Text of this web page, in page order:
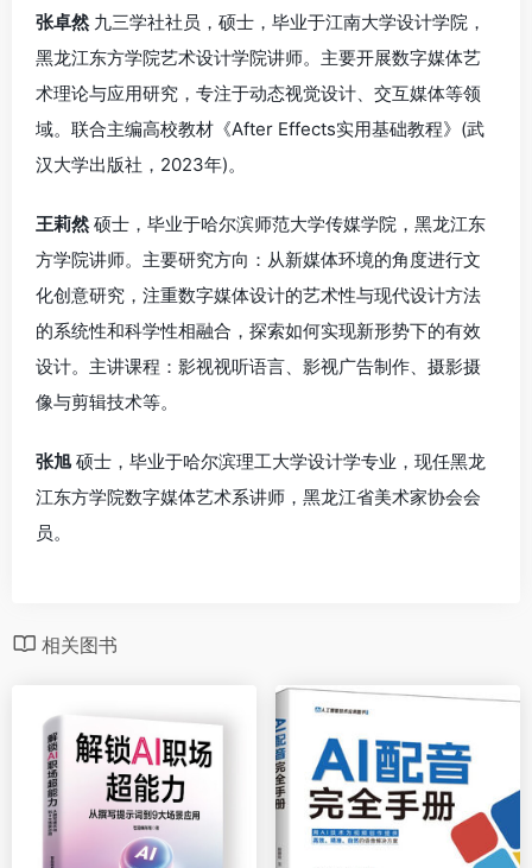
张卓然九三学社社员，硕士，毕业于江南大学设计学院，
黑龙江东方学院艺术设计学院讲师。主要开展数字媒体艺
术理论与应用研究，专注于动态视觉设计、交互媒体等领
域。联合主编高校教材《After Effects实用基础教程》(武
汉大学出版社，2023年)。
王莉然硕士，毕业于哈尔滨师范大学传媒学院，黑龙江东
方学院讲师。主要研究方向：从新媒体环境的角度进行文
化创意研究，注重数字媒体设计的艺术性与现代设计方法
的系统性和科学性相融合，探索如何实现新形势下的有效
设计。主讲课程：影视视听语言、影视广告制作、摄影摄
像与剪辑技术等。
张旭硕士，毕业于哈尔滨理工大学设计学专业，现任黑龙
江东方学院数字媒体艺术系讲师，黑龙江省美术家协会会
员。
相关图书